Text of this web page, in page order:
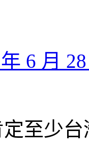
6 月
至少